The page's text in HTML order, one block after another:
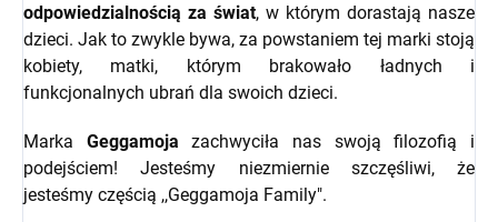
odpowiedzialnością za świat, w którym dorastają nasze
dzieci. Jak to zwykle bywa, za powstaniem tej marki stoją
kobiety, matki, którym brakowało ładnych i
funkcjonalnych ubrań dla swoich dzieci.
Marka Geggamoja zachwyciła nas swoją filozofią i
podejściem! Jesteśmy niezmiernie szczęśliwi, że
jesteśmy częścią ,,Geggamoja Family".